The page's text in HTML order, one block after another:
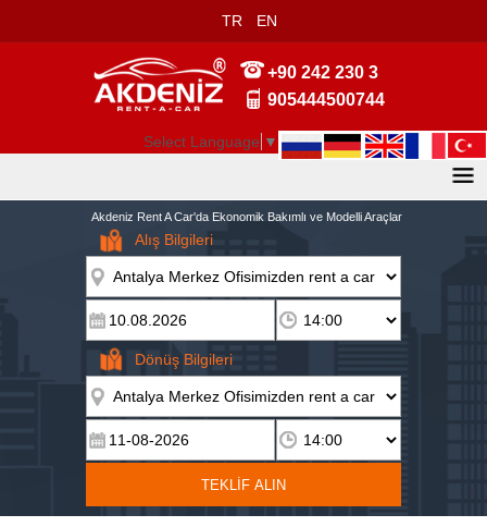
TR EN
+90 242 230 3
905444500744
Select Language ▼
Akdeniz Rent A Car'da Ekonomik Bakımlı ve Modelli Araçlar
Alış Bilgileri
Dönüş Bilgileri